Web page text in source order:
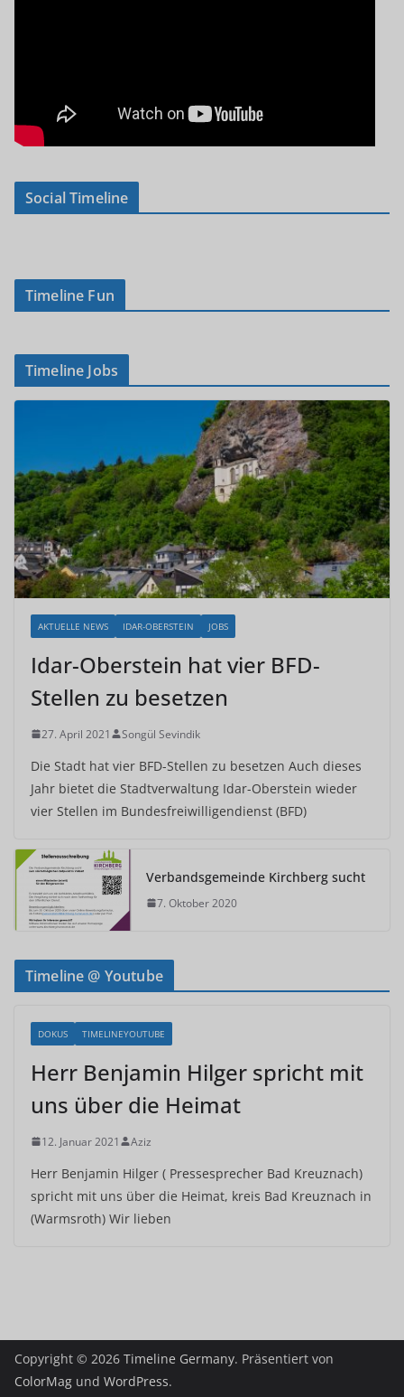
Social Timeline
Timeline Fun
Timeline Jobs
AKTUELLE NEWS IDAR-OBERSTEIN JOBS
Idar-Oberstein hat vier BFD-
Stellen zu besetzen
27. April 2021 Songül Sevindik
Die Stadt hat vier BFD-Stellen zu besetzen Auch dieses
Jahr bietet die Stadtverwaltung Idar-Oberstein wieder
vier Stellen im Bundesfreiwilligendienst (BFD)
Verbandsgemeinde Kirchberg sucht
7. Oktober 2020
Timeline @ Youtube
DOKUS TIMELINEYOUTUBE
Herr Benjamin Hilger spricht mit
uns über die Heimat
12. Januar 2021 Aziz
Herr Benjamin Hilger ( Pressesprecher Bad Kreuznach)
spricht mit uns über die Heimat, kreis Bad Kreuznach in
(Warmsroth) Wir lieben
Copyright © 2026 Timeline Germany. Präsentiert von
ColorMag und WordPress.